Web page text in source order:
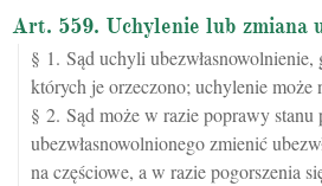
Art. 559. Uchylenie lub zmiana
§ 1. Sąd uchyli
których je orzeczono; uchylenie może
§ 2. Sąd może w razie poprawy stanu
ubezwłasnowolnionego zmienić
na częściowe, a w razie pogorszenia